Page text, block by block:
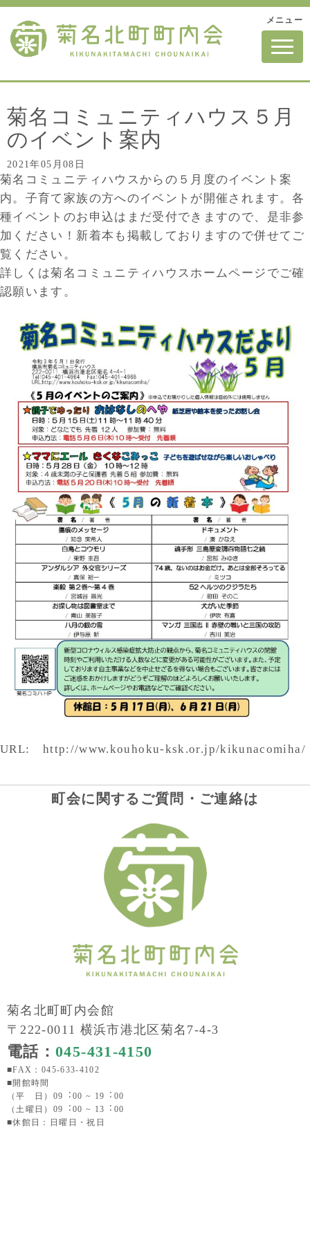
メニュー
N
a
v
t
i
菊名コミュニティハウス５月
のイベント案内
2021年05月08日
菊名コミュニティハウスからの５月度のイベント案
内。子育て家族の方へのイベントが開催されます。各
種イベントのお申込はまだ受付できますので、是非参
加ください！新着本も掲載しておりますので併せてご
覧ください。
詳しくは菊名コミュニティハウスホームページでご確
認願います。
URL: http://www.kouhoku-ksk.or.jp/kikunacomiha/
町会に関するご質問・ご連絡は
菊名北町町内会館
〒222-0011 横浜市港北区菊名7-4-3
電話：045-431-4150
■FAX：045-633-4102
■開館時間
（平 日）09︓00 ~ 19︓00
（土曜日）09︓00 ~ 13︓00
■休館日：日曜日・祝日